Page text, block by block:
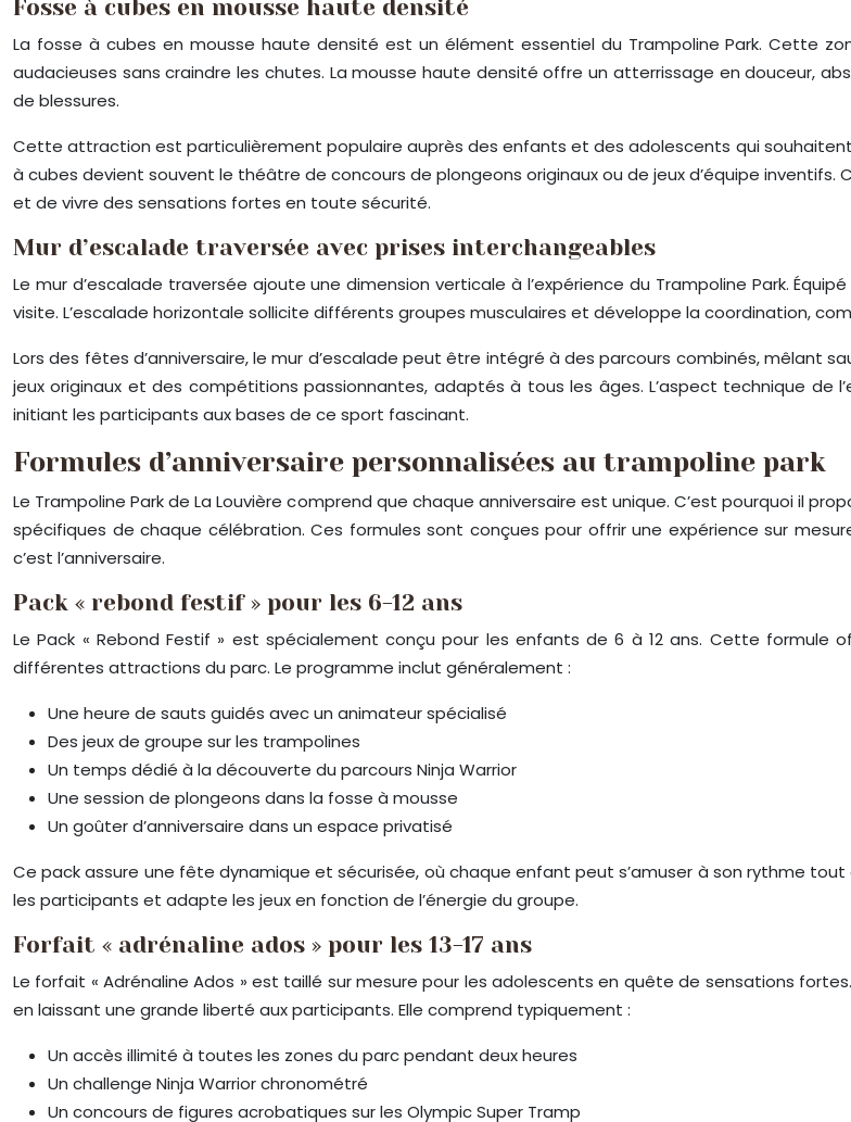
Fosse à cubes en mousse haute densité
La fosse à cubes en mousse haute densité est un élément essentiel du Trampoline Park. Cette
audacieuses sans craindre les chutes. La mousse haute densité offre un atterrissage en douceur,
de blessures.
Cette attraction est particulièrement populaire auprès des enfants et des adolescents qui
à cubes devient souvent le théâtre de concours de plongeons originaux ou de jeux d’équipe inventifs.
et de vivre des sensations fortes en toute sécurité.
Mur d’escalade traversée avec prises interchangeables
Le mur d’escalade traversée ajoute une dimension verticale à l’expérience du Trampoline Park.
visite. L’escalade horizontale sollicite différents groupes musculaires et développe la coordination,
Lors des fêtes d’anniversaire, le mur d’escalade peut être intégré à des parcours combinés,
jeux originaux et des compétitions passionnantes, adaptés à tous les âges. L’aspect technique
initiant les participants aux bases de ce sport fascinant.
Formules d’anniversaire personnalisées au trampoline park
Le Trampoline Park de La Louvière comprend que chaque anniversaire est unique. C’est pourquoi il
spécifiques de chaque célébration. Ces formules sont conçues pour offrir une expérience sur
c’est l’anniversaire.
Pack « rebond festif » pour les 6-12 ans
Le Pack « Rebond Festif » est spécialement conçu pour les enfants de 6 à 12 ans. Cette
différentes attractions du parc. Le programme inclut généralement :
Une heure de sauts guidés avec un animateur spécialisé
Des jeux de groupe sur les trampolines
Un temps dédié à la découverte du parcours Ninja Warrior
Une session de plongeons dans la fosse à mousse
Un goûter d’anniversaire dans un espace privatisé
Ce pack assure une fête dynamique et sécurisée, où chaque enfant peut s’amuser à son rythme
les participants et adapte les jeux en fonction de l’énergie du groupe.
Forfait « adrénaline ados » pour les 13-17 ans
Le forfait « Adrénaline Ados » est taillé sur mesure pour les adolescents en quête de sensations
en laissant une grande liberté aux participants. Elle comprend typiquement :
Un accès illimité à toutes les zones du parc pendant deux heures
Un challenge Ninja Warrior chronométré
Un concours de figures acrobatiques sur les Olympic Super Tramp